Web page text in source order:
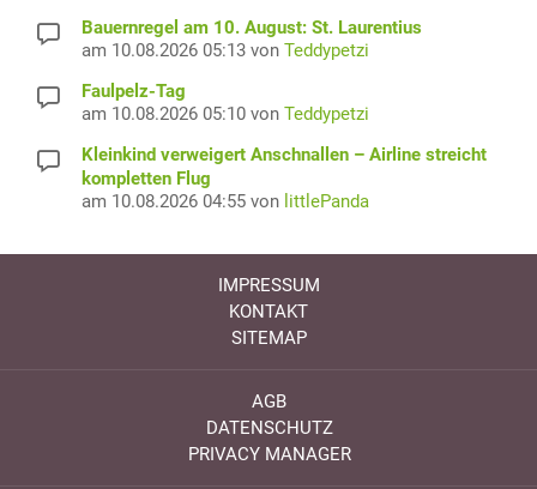
Bauernregel am 10. August: St. Laurentius
am 10.08.2026 05:13 von Teddypetzi
Faulpelz-Tag
am 10.08.2026 05:10 von Teddypetzi
Kleinkind verweigert Anschnallen – Airline streicht
kompletten Flug
am 10.08.2026 04:55 von littlePanda
IMPRESSUM
KONTAKT
SITEMAP
AGB
DATENSCHUTZ
PRIVACY MANAGER